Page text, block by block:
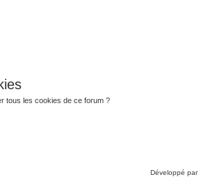
tous les cookies de ce forum ?
Développé par